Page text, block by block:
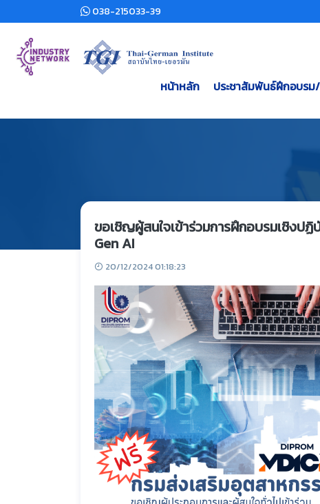
038-215033-39
หน้าหลัก ประชาสัมพันธ์ฝึกอบร
ขอเชิญผู้สนใจเข้าร่วมการฝึกอบรมเชิงป
Gen AI
20/12/2024 01:18:23